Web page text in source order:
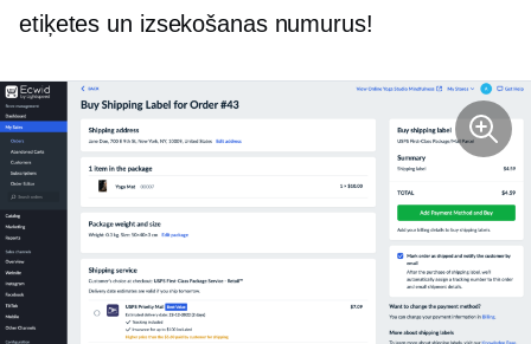
etiķetes un izsekošanas numurus!